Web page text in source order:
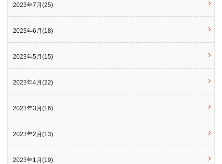
2023年7月(25)
2023年6月(18)
2023年5月(15)
2023年4月(22)
2023年3月(16)
2023年2月(13)
2023年1月(19)